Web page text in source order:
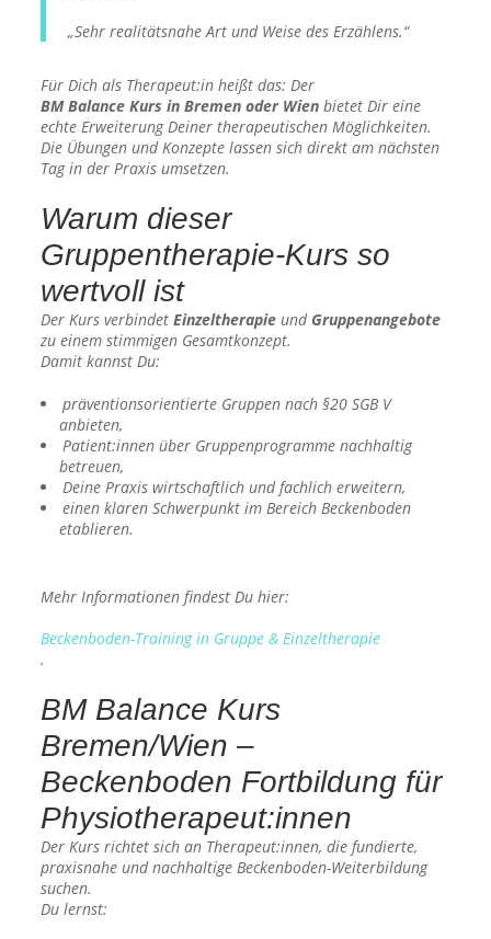
„Sehr realitätsnahe Art und Weise des Erzählens.“
Für Dich als Therapeut:in heißt das: Der
BM Balance Kurs in Bremen oder Wien bietet Dir eine
echte Erweiterung Deiner therapeutischen Möglichkeiten.
Die Übungen und Konzepte lassen sich direkt am nächsten
Tag in der Praxis umsetzen.
Warum dieser
Gruppentherapie-Kurs so
wertvoll ist
Der Kurs verbindetEinzeltherapie und Gruppenangebote
zu einem stimmigen Gesamtkonzept.
Damit kannst Du:
präventionsorientierte Gruppen nach §20 SGB V
anbieten,
Patient:innen über Gruppenprogramme nachhaltig
betreuen,
Deine Praxis wirtschaftlich und fachlich erweitern,
einen klaren Schwerpunkt im Bereich Beckenboden
etablieren.
Mehr Informationen findest Du hier:
Beckenboden-Training in Gruppe & Einzeltherapie
.
BM Balance Kurs
Bremen/Wien –
Beckenboden Fortbildung für
Physiotherapeut:innen
Der Kurs richtet sich an Therapeut:innen, die fundierte,
praxisnahe und nachhaltige Beckenboden-Weiterbildung
suchen.
Du lernst: